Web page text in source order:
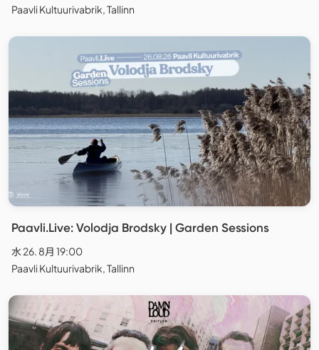
Paavli Kultuurivabrik, Tallinn
Paavli.Live: Volodja Brodsky | Garden Sessions
水 26. 8月 19:00
Paavli Kultuurivabrik, Tallinn